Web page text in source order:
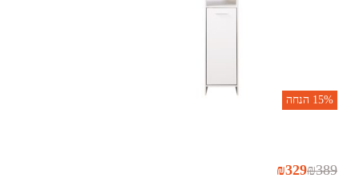
15% הנחה
₪389
₪329